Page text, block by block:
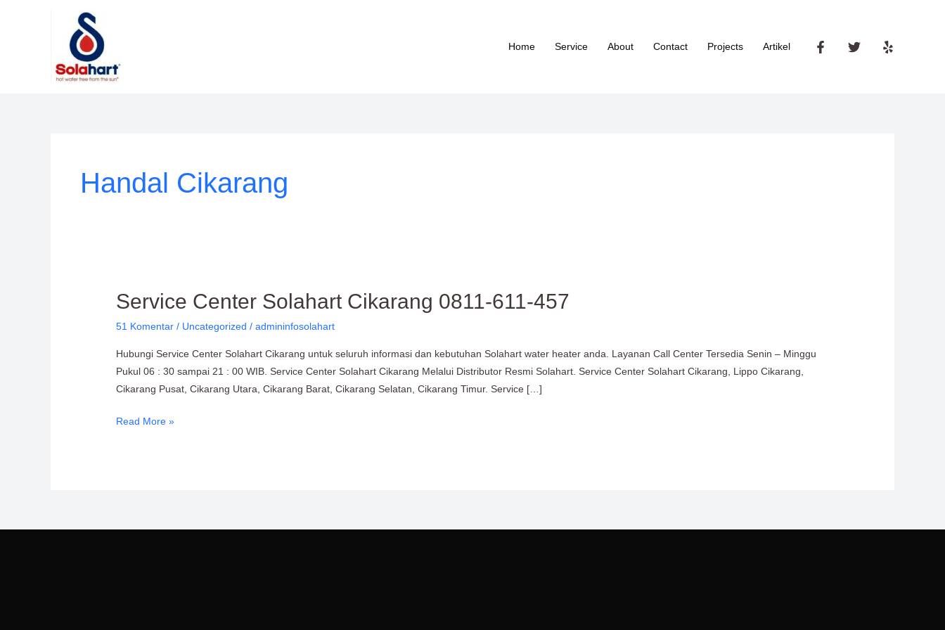
Home Service About Contact Projects Artikel
Handal Cikarang
Service Center Solahart Cikarang 0811-611-457
51 Komentar / Uncategorized /admininfosolahart
Hubungi Service Center Solahart Cikarang untuk seluruh informasi dan kebutuhan Solahart water heater anda. Layanan Call Center Tersedia Senin – Minggu
Pukul 06 : 30 sampai 21 : 00 WIB. Service Center Solahart Cikarang Melalui Distributor Resmi Solahart. Service Center Solahart Cikarang, Lippo Cikarang,
Cikarang Pusat, Cikarang Utara, Cikarang Barat, Cikarang Selatan, Cikarang Timur. Service […]
Service
Solahart
Cikarang
0811-
611-
Read More »